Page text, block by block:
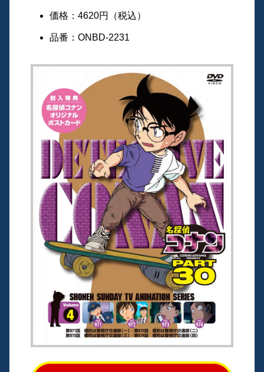
価格：4620円（税込）
品番：ONBD-2231